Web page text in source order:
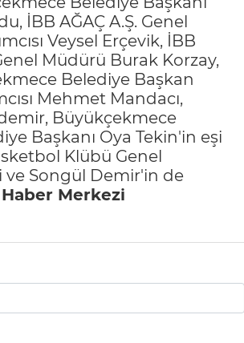
İBB AĞAÇ A.Ş. Genel
Veysel Erçevik, İBB
Müdürü Burak Korzay,
Belediye Başkan
Mehmet Mandacı,
Büyükçekmece
Başkanı Oya Tekin'in eşi
Klübü Genel
ve Songül Demir'in de
Haber Merkezi